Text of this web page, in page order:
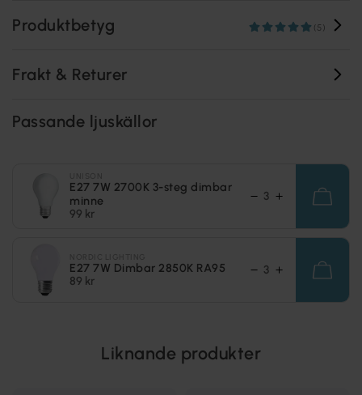
Produktbetyg (5)
Frakt & Returer
Passande ljuskällor
E27 7W 2700K 3-steg dimbar
minne
99 kr
E27 7W Dimbar 2850K RA95
89 kr
Liknande produkter